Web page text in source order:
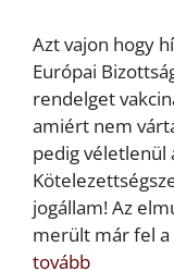
Azt vajon hogy
Európai
rendelget
amiért nem
pedig véletlenül
jogállam! Az
merült már fel
tovább